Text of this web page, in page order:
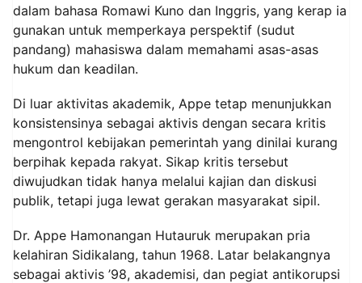
dalam bahasa Romawi Kuno dan Inggris, yang kerap ia
gunakan untuk memperkaya perspektif (sudut
pandang) mahasiswa dalam memahami asas-asas
hukum dan keadilan.
Di luar aktivitas akademik, Appe tetap menunjukkan
konsistensinya sebagai aktivis dengan secara kritis
mengontrol kebijakan pemerintah yang dinilai kurang
berpihak kepada rakyat. Sikap kritis tersebut
diwujudkan tidak hanya melalui kajian dan diskusi
publik, tetapi juga lewat gerakan masyarakat sipil.
Dr. Appe Hamonangan Hutauruk merupakan pria
kelahiran Sidikalang, tahun 1968. Latar belakangnya
sebagai aktivis ’98, akademisi, dan pegiat antikorupsi